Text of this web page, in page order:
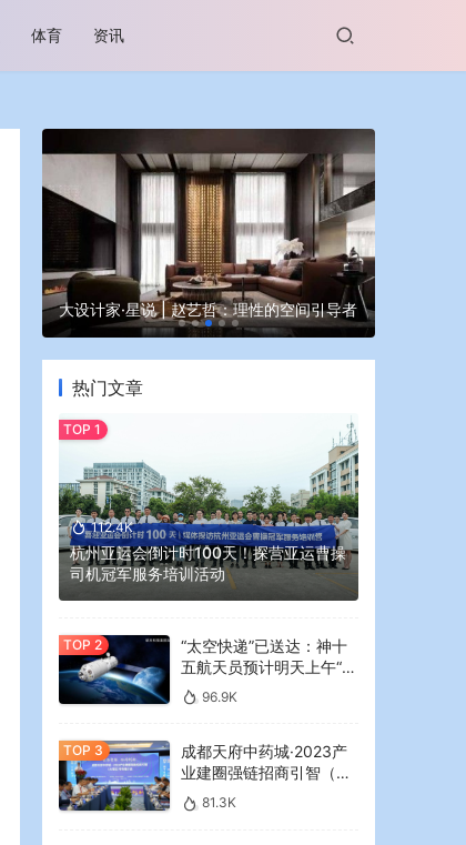
体育 资讯
大设计家·星说 | 赵艺哲：理性的空间引导者
热门文章
112.4K
杭州亚运会倒计时100天！探营亚运曹操
司机冠军服务培训活动
“太空快递”已送达：神十
五航天员预计明天上午“拆
快递”96.9K
成都天府中药城·2023产
业建圈强链招商引智（大
湾区）专场推介会在广州
举行
81.3K